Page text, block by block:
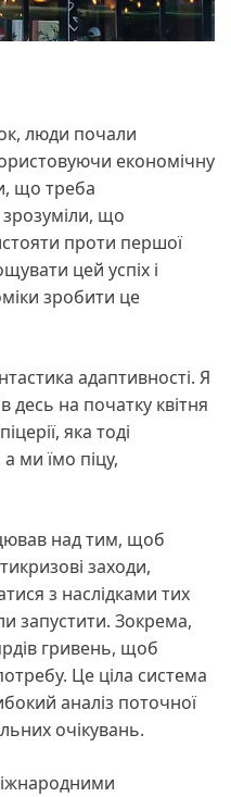
люди почали
економічну
що треба
що
проти першої
цей успіх і
зробити це
адаптивності. Я
десь на початку квітня
яка тоді
ми їмо піцу,
над тим, щоб
заходи,
з наслідками тих
запустити. Зокрема,
гривень, щоб
Це ціла система
аналіз поточної
очікувань.